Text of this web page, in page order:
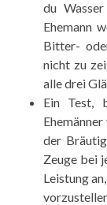
du
Ehemann
Bitter-
nicht zu
alle drei
Ein Test,
der
Zeuge bei
Leistung